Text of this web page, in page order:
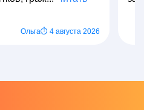
Ольга⏱ 4 августа 2026